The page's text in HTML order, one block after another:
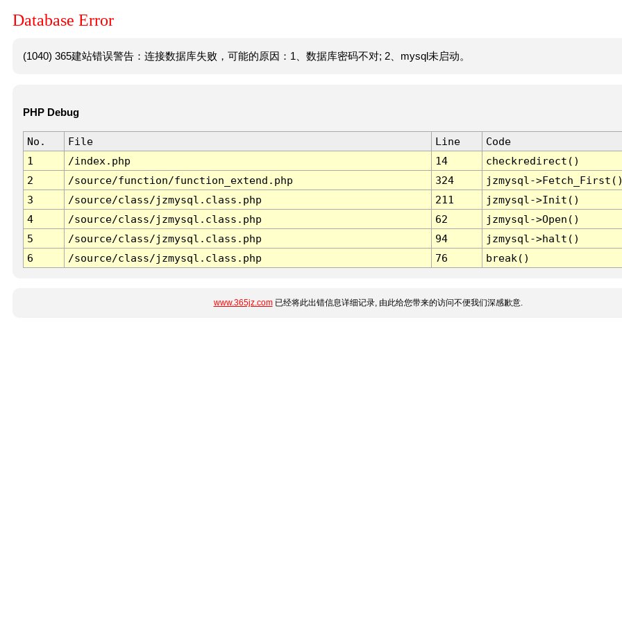
Database Error
(1040) 365建站错误警告：连接数据库失败，可能的原因：1、数据库密码不对; 2、mysql未启动。
PHP Debug
No. File Line
Code
1
/index.php 14
checkredirect()
2
/source/function/function_extend.php 324
jzmysql-
3
/source/class/jzmysql.class.php 211
jzmysql->Init()
4
/source/class/jzmysql.class.php 62
jzmysql->Open()
5
/source/class/jzmysql.class.php 94
jzmysql->halt()
6
/source/class/jzmysql.class.php 76 break()
www.365jz.com已经将此出错信息详细记录, 由此给您带来的访问不便我们深感歉意.